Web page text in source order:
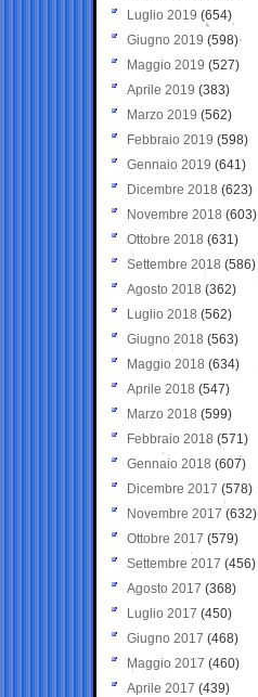
Luglio 2019 (654)
Giugno 2019 (598)
Maggio 2019 (527)
Aprile 2019 (383)
Marzo 2019 (562)
Febbraio 2019 (598)
Gennaio 2019 (641)
Dicembre 2018 (623)
Novembre 2018 (603)
Ottobre 2018 (631)
Settembre 2018 (586)
Agosto 2018 (362)
Luglio 2018 (562)
Giugno 2018 (563)
Maggio 2018 (634)
Aprile 2018 (547)
Marzo 2018 (599)
Febbraio 2018 (571)
Gennaio 2018 (607)
Dicembre 2017 (578)
Novembre 2017 (632)
Ottobre 2017 (579)
Settembre 2017 (456)
Agosto 2017 (368)
Luglio 2017 (450)
Giugno 2017 (468)
Maggio 2017 (460)
Aprile 2017 (439)